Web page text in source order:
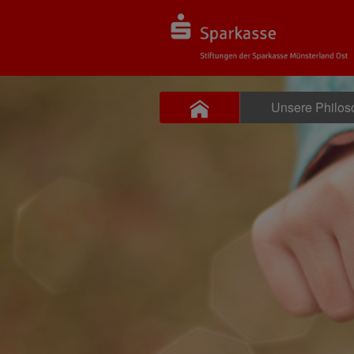
Unsere